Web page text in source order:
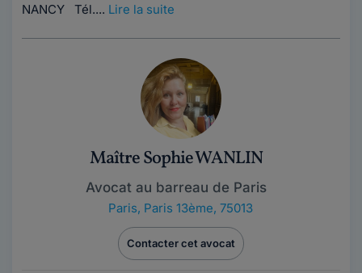
NANCY Tél.... Lire la suite
Maître Sophie WANLIN
Avocat au barreau de Paris
Paris, Paris 13ème, 75013
Contacter cet avocat